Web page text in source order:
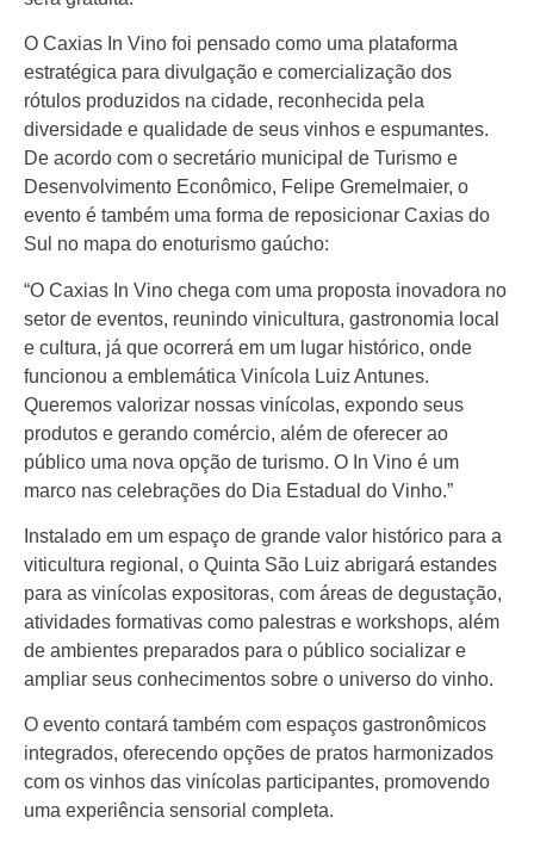
O Caxias In Vino foi pensado como uma plataforma
estratégica para divulgação e comercialização dos
rótulos produzidos na cidade, reconhecida pela
diversidade e qualidade de seus vinhos e espumantes.
De acordo com o secretário municipal de Turismo e
Desenvolvimento Econômico, Felipe Gremelmaier, o
evento é também uma forma de reposicionar Caxias do
Sul no mapa do enoturismo gaúcho:
“O Caxias In Vino chega com uma proposta inovadora no
setor de eventos, reunindo vinicultura, gastronomia local
e cultura, já que ocorrerá em um lugar histórico, onde
funcionou a emblemática Vinícola Luiz Antunes.
Queremos valorizar nossas vinícolas, expondo seus
produtos e gerando comércio, além de oferecer ao
público uma nova opção de turismo. O In Vino é um
marco nas celebrações do Dia Estadual do Vinho.”
Instalado em um espaço de grande valor histórico para a
viticultura regional, o Quinta São Luiz abrigará estandes
para as vinícolas expositoras, com áreas de degustação,
atividades formativas como palestras e workshops, além
de ambientes preparados para o público socializar e
ampliar seus conhecimentos sobre o universo do vinho.
O evento contará também com espaços gastronômicos
integrados, oferecendo opções de pratos harmonizados
com os vinhos das vinícolas participantes, promovendo
uma experiência sensorial completa.